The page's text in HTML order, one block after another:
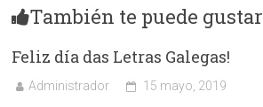
También te puede gustar
Feliz día das Letras Galegas!
Administrador 15 mayo, 2019